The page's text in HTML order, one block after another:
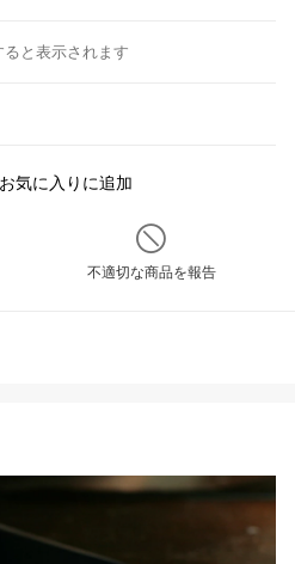
と表示されます
気に入りに追加
不適切な商品を報告